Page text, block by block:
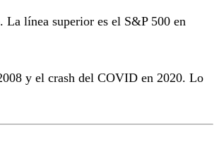
La línea superior es el S&P 500 en
y el crash del COVID en 2020. Lo